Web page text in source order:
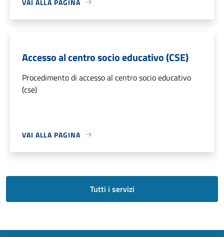
Accesso al centro socio educativo (CSE)
Procedimento di accesso al centro socio educativo
(cse)
VAI ALLA PAGINA
Tutti i servizi